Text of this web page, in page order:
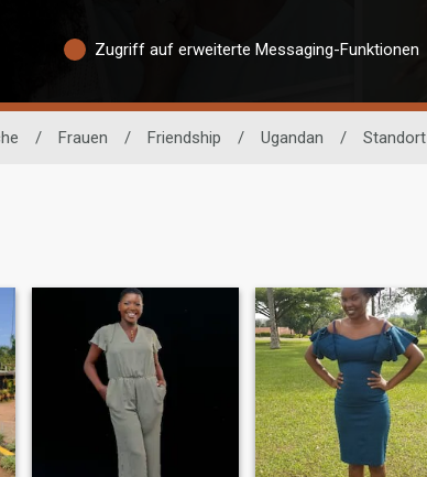
Zugriff auf erweiterte Messaging-Funktionen
/ Frauen / Friendship / Ugandan / Standort